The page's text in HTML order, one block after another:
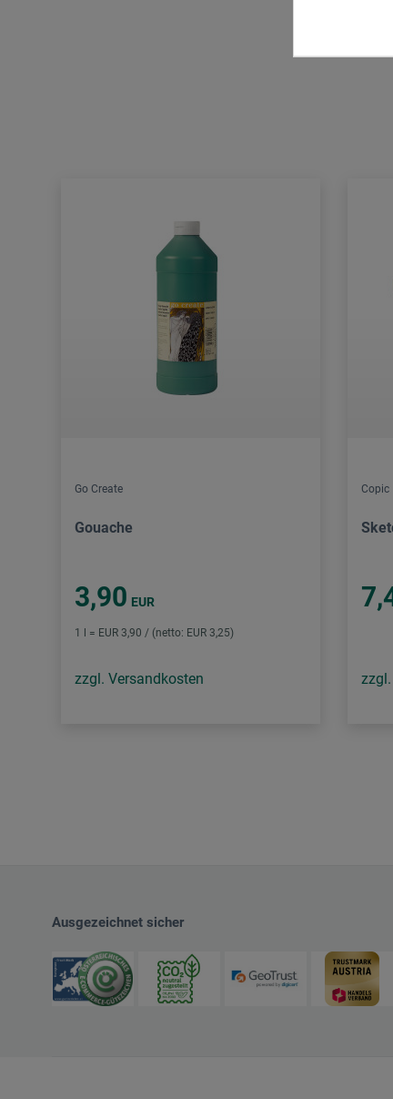
Go Create
Gouache
3,90 EUR
1 l = EUR 3,90 / (netto: EUR 3,25)
zzgl. Versandkosten
Copic
Ausgezeichnet sicher